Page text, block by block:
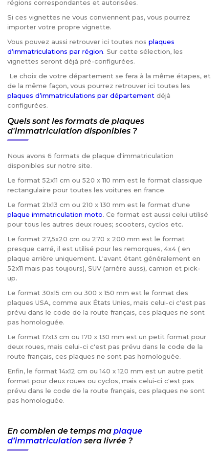
régions correspondantes et autorisées.
Si ces vignettes ne vous conviennent pas, vous pourrez
importer votre propre vignette.
Vous pouvez aussi retrouver ici toutes nos plaques
d’immatriculations par région. Sur cette sélection, les
vignettes seront déjà pré-configurées.
Le choix de votre département se fera à la même étapes, et
de la même façon, vous pourrez retrouver ici toutes les
plaques d’immatriculations par département déjà
configurées.
Quels sont les formats de plaques
d'immatriculation disponibles ?
Nous avons 6 formats de plaque d'immatriculation
disponibles sur notre site.
Le format 52x11 cm ou 520 x 110 mm est le format classique
rectangulaire pour toutes les voitures en france.
Le format 21x13 cm ou 210 x 130 mm est le format d'une
plaque immatriculation moto. Ce format est aussi celui utilisé
pour tous les autres deux roues; scooters, cyclos etc.
Le format 27,5x20 cm ou 270 x 200 mm est le format
presque carré, il est utilisé pour les remorques, 4x4 ( en
plaque arrière uniquement. L'avant étant généralement en
52x11 mais pas toujours), SUV (arrière auss), camion et pick-
up.
Le format 30x15 cm ou 300 x 150 mm est le format des
plaques USA, comme aux États Unies, mais celui-ci c'est pas
prévu dans le code de la route français, ces plaques ne sont
pas homologuée.
Le format 17x13 cm ou 170 x 130 mm est un petit format pour
deux roues, mais celui-ci c'est pas prévu dans le code de la
route français, ces plaques ne sont pas homologuée.
Enfin, le format 14x12 cm ou 140 x 120 mm est un autre petit
format pour deux roues ou cyclos, mais celui-ci c'est pas
prévu dans le code de la route français, ces plaques ne sont
pas homologuée.
En combien de temps ma plaque
d’immatriculation sera livrée ?